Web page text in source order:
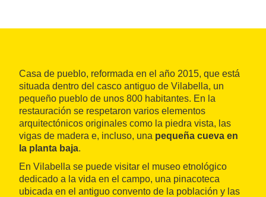
Casa de pueblo, reformada en el año 2015, que está
situada dentro del casco antiguo de Vilabella, un
pequeño pueblo de unos 800 habitantes. En la
restauración se respetaron varios elementos
arquitectónicos originales como la piedra vista, las
vigas de madera e, incluso, una pequeña cueva en
la planta baja.
En Vilabella se puede visitar el museo etnológico
dedicado a la vida en el campo, una pinacoteca
ubicada en el antiguo convento de la población y las